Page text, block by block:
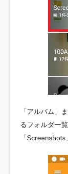
「アルバム」
るフォルダ一
「